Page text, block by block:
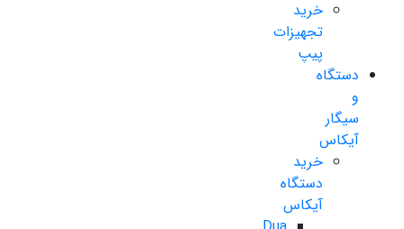
خرید
تجهیزات
پیپ
دستگاه
و
سیگار
آیکاس
خرید
دستگاه
آیکاس